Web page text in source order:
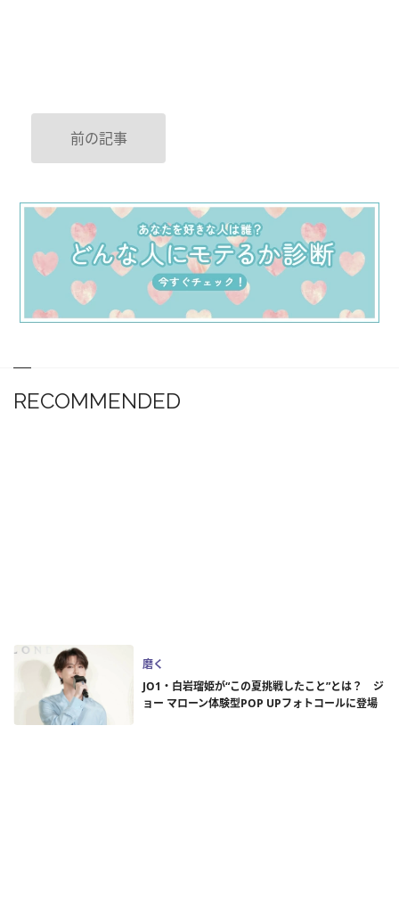
前の記事
RECOMMENDED
磨く
JO1・白岩瑠姫が“この夏挑戦したこと”とは？ ジ
ョー マローン体験型POP UPフォトコールに登場